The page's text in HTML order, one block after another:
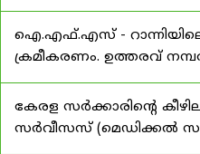
ഐ.എഫ്.എസ് -
ക്രമീകരണം. ഉത്തരവ്
കേരള സർക്കാരിന്റെ
സർവീസസ് (മെഡിക്കൽ